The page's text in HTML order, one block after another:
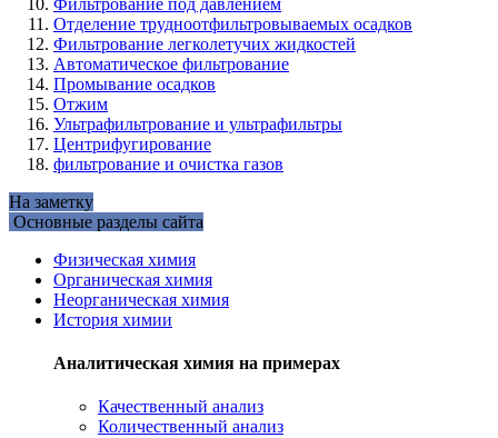
Отделение трудноотфильтровываемых осадков
Фильтрование легколетучих жидкостей
Автоматическое фильтрование
Промывание осадков
Отжим
Ультрафильтрование и ультрафильтры
Центрифугирование
фильтрование и очистка газов
На заметку
Основные разделы сайта
Физическая химия
Органическая химия
Неорганическая химия
История химии
Аналитическая химия на примерах
Качественный анализ
Количественный анализ